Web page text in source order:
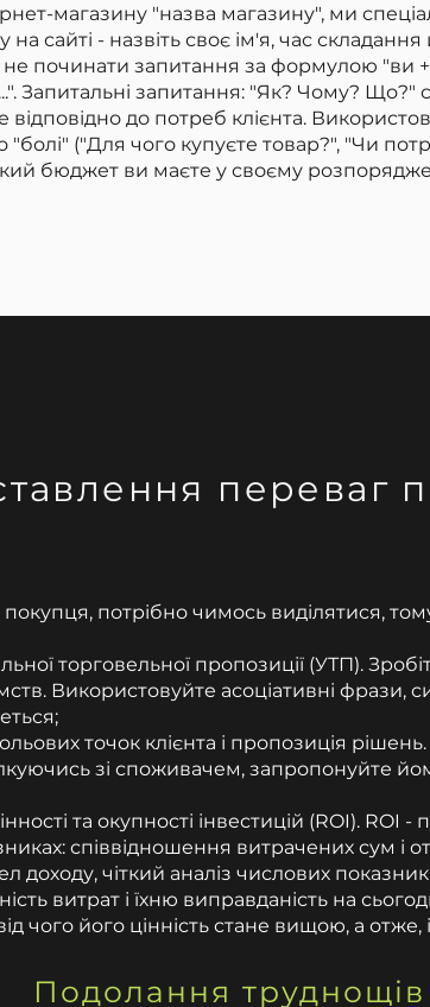
магазину "назва магазину", ми
на сайті - назвіть своє ім'я, час
починати запитання за формулою "ви +
Запитальні запитання: "Як? Чому? Що?"
відповідно до потреб клієнта.
"болі" ("Для чого купуєте товар?", "Чи
бюджет ви маєте у своєму
переваг
потрібно чимось виділятися,
торговельної пропозиції (УТП).
Використовуйте асоціативні фрази,
точок клієнта і пропозиція
зі споживачем, запропонуйте
та окупності інвестицій (ROI). ROI
співвідношення витрачених сум і
доходу, чіткий аналіз числових
витрат і їхню виправданість на
чого його цінність стане вищою, а отже,
Подолання